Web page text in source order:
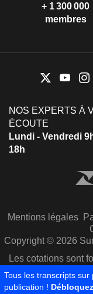
+ 1 300 000
membres
NOS EXPERTS À
ÉCOUTE
Lundi - Vendredi
18h
Mentions légales
Copyright © 2026
Les cotations sont
Tous les transcripts
publication !